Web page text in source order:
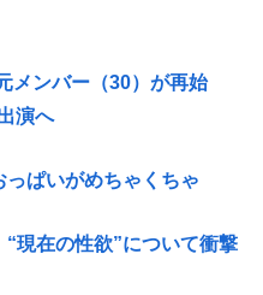
メンバー（30）が再始
演へ
っぱいがめちゃくちゃ
“現在の性欲”について衝撃